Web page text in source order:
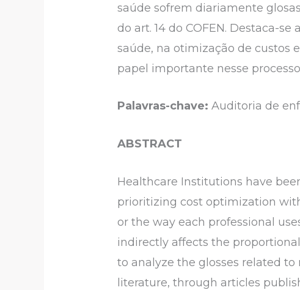
saúde sofrem diariamente
do art. 14 do COFEN. Destaca-
saúde, na otimização de custos
papel importante nesse
Palavras-chave: Auditoria de
ABSTRACT
Healthcare Institutions have
prioritizing cost optimization
or the way each professional
indirectly affects the
to analyze the glosses related
literature, through articles